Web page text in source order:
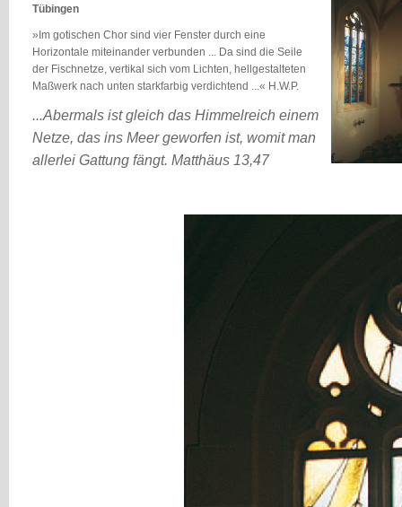
Tübingen
»Im gotischen Chor sind vier Fenster durch eine
Horizontale miteinander verbunden ... Da sind die Seile
der Fischnetze, vertikal sich vom Lichten, hellgestalteten
Maßwerk nach unten starkfarbig verdichtend ...« H.W.P.
...Abermals ist gleich das Himmelreich einem
Netze, das ins Meer geworfen ist, womit man
allerlei Gattung fängt. Matthäus 13,47